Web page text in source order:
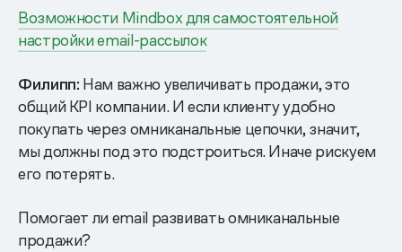
Возможности Mindbox для самостоятельной
настройки email-рассылок
Филипп: Нам важно увеличивать продажи, это
общий KPI компании. И если клиенту удобно
покупать через омниканальные цепочки, значит,
мы должны под это подстроиться. Иначе рискуем
его потерять.
Помогает ли email развивать омниканальные
продажи?